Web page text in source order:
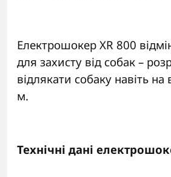
Електрошокер XR 800
для захисту від собак –
відлякати собаку навіть на
м.
Технічні дані